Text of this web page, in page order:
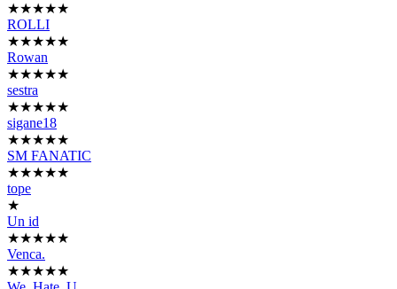
★★★★★
ROLLI
★★★★★
Rowan
★★★★★
sestra
★★★★★
sigane18
★★★★★
SM FANATIC
★★★★★
tope
★
Un id
★★★★★
Venca.
★★★★★